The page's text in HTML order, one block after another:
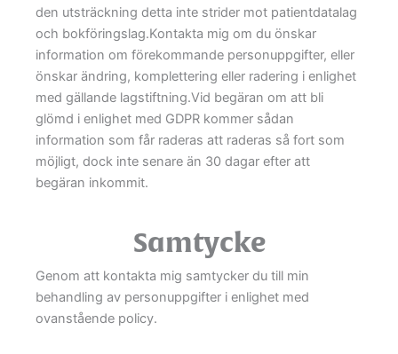
den utsträckning detta inte strider mot patientdatalag
och bokföringslag.Kontakta mig om du önskar
information om förekommande personuppgifter, eller
önskar ändring, komplettering eller radering i enlighet
med gällande lagstiftning.Vid begäran om att bli
glömd i enlighet med GDPR kommer sådan
information som får raderas att raderas så fort som
möjligt, dock inte senare än 30 dagar efter att
begäran inkommit.
Samtycke
Genom att kontakta mig samtycker du till min
behandling av personuppgifter i enlighet med
ovanstående policy.